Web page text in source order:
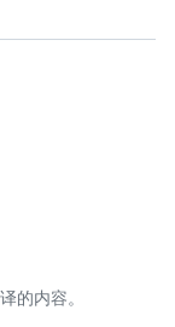
的内容。